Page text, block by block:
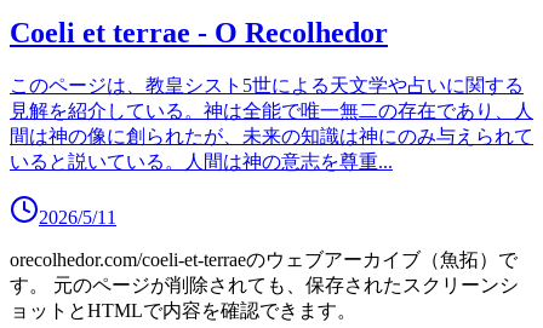
Coeli et terrae - O Recolhedor
このページは、教皇シスト5世による天文学や占いに関する
見解を紹介している。神は全能で唯一無二の存在であり、人
間は神の像に創られたが、未来の知識は神にのみ与えられて
いると説いている。人間は神の意志を尊重...
2026/5/11
orecolhedor.com/coeli-et-terraeのウェブアーカイブ（魚拓）で
す。
元のページが削除されても、保存されたスクリーンシ
ョットとHTMLで内容を確認できます。